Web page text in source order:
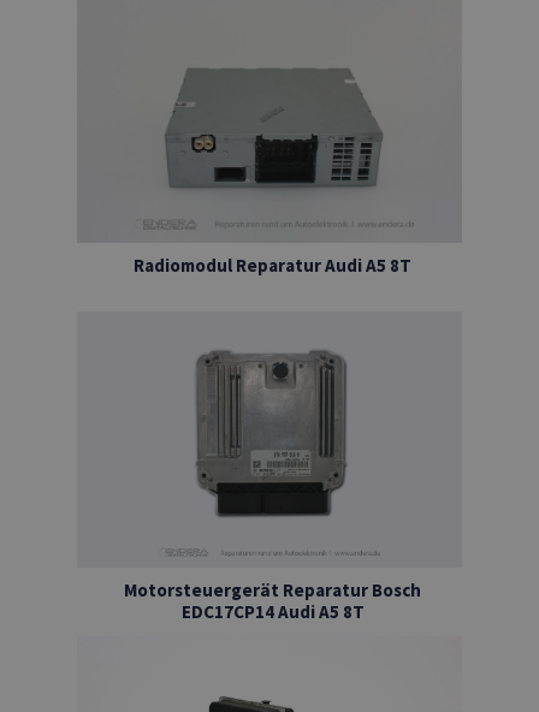
Radiomodul Reparatur Audi A5 8T
Motorsteuergerät Reparatur Bosch
EDC17CP14 Audi A5 8T